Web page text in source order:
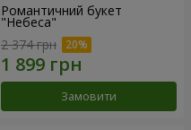
Романтичний букет
"Небеса"
2 374 грн
Замовити